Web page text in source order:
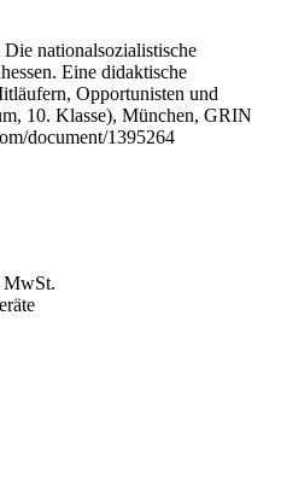
Die nationalsozialistische
Eine didaktische
Opportunisten und
10. Klasse), München, GRIN
document/1395264
MwSt.